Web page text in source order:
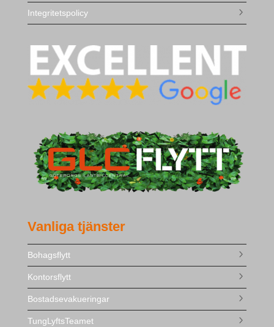
Integritetspolicy
Vanliga tjänster
Bohagsflytt
Kontorsflytt
Bostadsevakueringar
TungLyftsTeamet